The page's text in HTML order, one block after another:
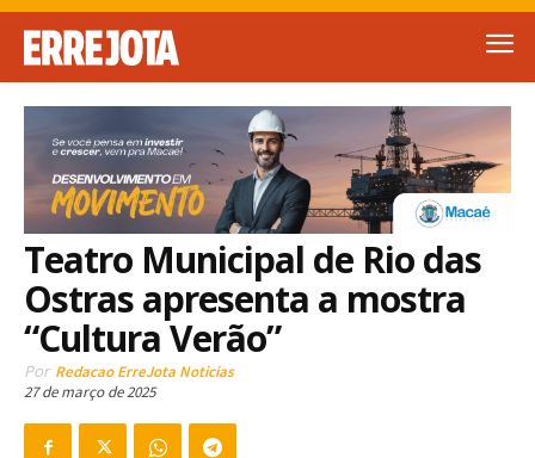
Teatro Municipal de Rio das
Ostras apresenta a mostra
“Cultura Verão”
Por Redacao ErreJota Noticias
27 de março de 2025